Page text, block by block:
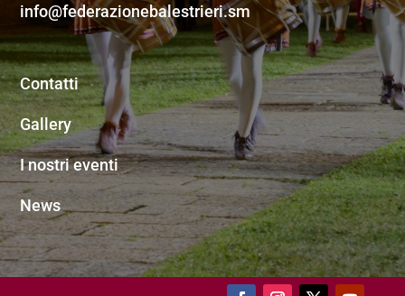
info@federazionebalestrieri.sm
Contatti
Gallery
I nostri eventi
News